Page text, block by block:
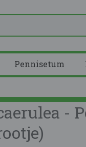
Pennisetum
-